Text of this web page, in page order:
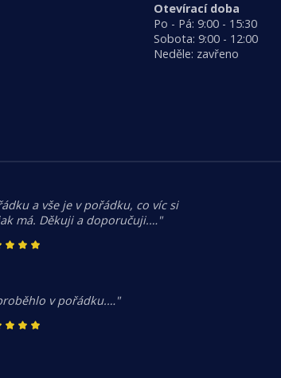
Otevírací doba
Po - Pá: 9:00 - 15:30
Sobota: 9:00 - 12:00
Neděle: zavřeno
a vše je v pořádku, co víc si
má. Děkuji a doporučuji.…"
v pořádku.…"